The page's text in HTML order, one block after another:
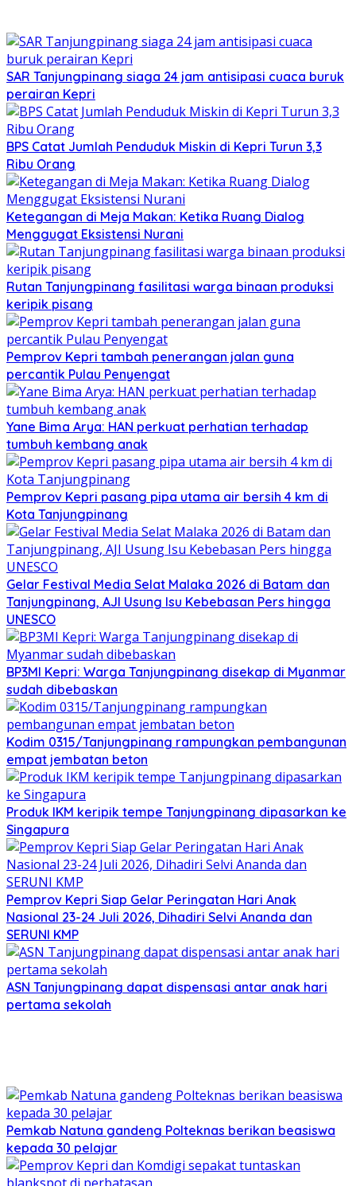
SAR Tanjungpinang siaga 24 jam antisipasi cuaca buruk
perairan Kepri
BPS Catat Jumlah Penduduk Miskin di Kepri Turun 3,3
Ribu Orang
Ketegangan di Meja Makan: Ketika Ruang Dialog
Menggugat Eksistensi Nurani
Rutan Tanjungpinang fasilitasi warga binaan produksi
keripik pisang
Pemprov Kepri tambah penerangan jalan guna
percantik Pulau Penyengat
Yane Bima Arya: HAN perkuat perhatian terhadap
tumbuh kembang anak
Pemprov Kepri pasang pipa utama air bersih 4 km di
Kota Tanjungpinang
Gelar Festival Media Selat Malaka 2026 di Batam dan
Tanjungpinang, AJI Usung Isu Kebebasan Pers hingga
UNESCO
BP3MI Kepri: Warga Tanjungpinang disekap di Myanmar
sudah dibebaskan
Kodim 0315/Tanjungpinang rampungkan pembangunan
empat jembatan beton
Produk IKM keripik tempe Tanjungpinang dipasarkan ke
Singapura
Pemprov Kepri Siap Gelar Peringatan Hari Anak
Nasional 23-24 Juli 2026, Dihadiri Selvi Ananda dan
SERUNI KMP
ASN Tanjungpinang dapat dispensasi antar anak hari
pertama sekolah
Pemkab Natuna gandeng Polteknas berikan beasiswa
kepada 30 pelajar